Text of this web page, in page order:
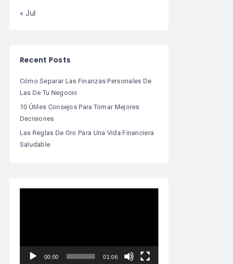
« Jul
Recent Posts
Cómo Separar Las Finanzas Personales De
Las De Tu Negocio
10 Útiles Consejos Para Tomar Mejores
Decisiones
Las Reglas De Oro Para Una Vida Financiera
Saludable
00:00 01:06